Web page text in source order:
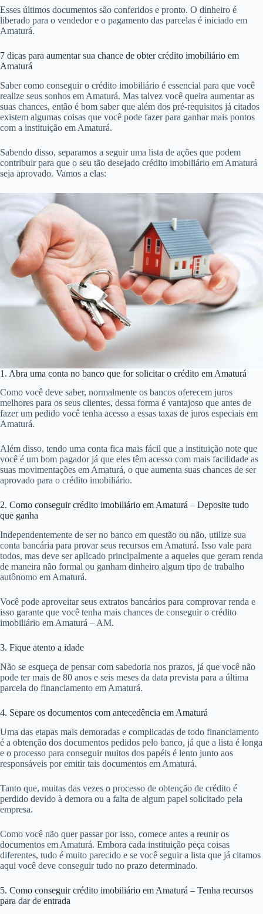
Esses últimos documentos são conferidos e pronto. O dinheiro é
liberado para o vendedor e o pagamento das parcelas é iniciado em
Amaturá.
7 dicas para aumentar sua chance de obter crédito imobiliário em
Amaturá
Saber como conseguir o crédito imobiliário é essencial para que você
realize seus sonhos em Amaturá. Mas talvez você queira aumentar as
suas chances, então é bom saber que além dos pré-requisitos já citados
existem algumas coisas que você pode fazer para ganhar mais pontos
com a instituição em Amaturá.
Sabendo disso, separamos a seguir uma lista de ações que podem
contribuir para que o seu tão desejado crédito imobiliário em Amaturá
seja aprovado. Vamos a elas:
1. Abra uma conta no banco que for solicitar o crédito em Amaturá
Como você deve saber, normalmente os bancos oferecem juros
melhores para os seus clientes, dessa forma é vantajoso que antes de
fazer um pedido você tenha acesso a essas taxas de juros especiais em
Amaturá.
Além disso, tendo uma conta fica mais fácil que a instituição note que
você é um bom pagador já que eles têm acesso com mais facilidade as
suas movimentações em Amaturá, o que aumenta suas chances de ser
aprovado para o crédito imobiliário.
2. Como conseguir crédito imobiliário em Amaturá – Deposite tudo
que ganha
Independentemente de ser no banco em questão ou não, utilize sua
conta bancária para provar seus recursos em Amaturá. Isso vale para
todos, mas deve ser aplicado principalmente a aqueles que geram renda
de maneira não formal ou ganham dinheiro algum tipo de trabalho
autônomo em Amaturá.
Você pode aproveitar seus extratos bancários para comprovar renda e
isso garante que você tenha mais chances de conseguir o crédito
imobiliário em Amaturá – AM.
3. Fique atento a idade
Não se esqueça de pensar com sabedoria nos prazos, já que você não
pode ter mais de 80 anos e seis meses da data prevista para a última
parcela do financiamento em Amaturá.
4. Separe os documentos com antecedência em Amaturá
Uma das etapas mais demoradas e complicadas de todo financiamento
é a obtenção dos documentos pedidos pelo banco, já que a lista é longa
e o processo para conseguir muitos dos papéis é lento junto aos
responsáveis por emitir tais documentos em Amaturá.
Tanto que, muitas das vezes o processo de obtenção de crédito é
perdido devido à demora ou a falta de algum papel solicitado pela
empresa.
Como você não quer passar por isso, comece antes a reunir os
documentos em Amaturá. Embora cada instituição peça coisas
diferentes, tudo é muito parecido e se você seguir a lista que já citamos
aqui você deve conseguir tudo no prazo determinado.
5. Como conseguir crédito imobiliário em Amaturá – Tenha recursos
para dar de entrada